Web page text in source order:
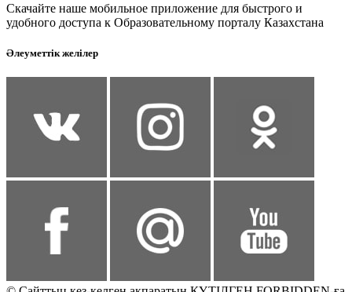
Скачайте наше мобильное приложение для быстрого и
удобного доступа к Образовательному порталу Казахстана
Әлеуметтік желілер